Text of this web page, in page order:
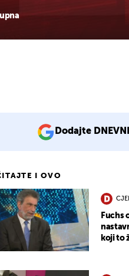
Dodajte
I OVO
Fuchs
koji to